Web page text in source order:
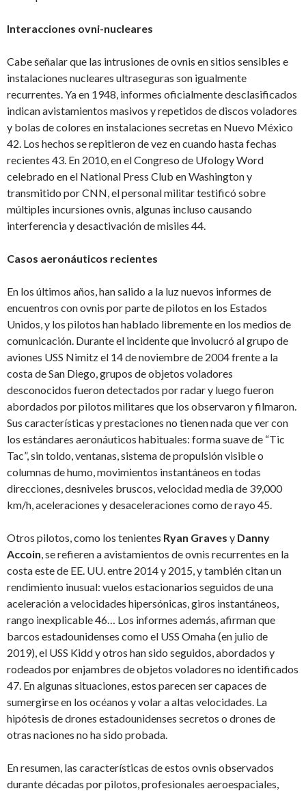
Interacciones ovni-nucleares
Cabe señalar que las intrusiones de ovnis en sitios sensibles e
instalaciones nucleares ultraseguras son igualmente
recurrentes. Ya en 1948, informes oficialmente desclasificados
indican avistamientos masivos y repetidos de discos voladores
y bolas de colores en instalaciones secretas en Nuevo México
42. Los hechos se repitieron de vez en cuando hasta fechas
recientes 43. En 2010, en el Congreso de Ufology Word
celebrado en el National Press Club en Washington y
transmitido por CNN, el personal militar testificó sobre
múltiples incursiones ovnis, algunas incluso causando
interferencia y desactivación de misiles 44.
Casos aeronáuticos recientes
En los últimos años, han salido a la luz nuevos informes de
encuentros con ovnis por parte de pilotos en los Estados
Unidos, y los pilotos han hablado libremente en los medios de
comunicación. Durante el incidente que involucró al grupo de
aviones USS Nimitz el 14 de noviembre de 2004 frente a la
costa de San Diego, grupos de objetos voladores
desconocidos fueron detectados por radar y luego fueron
abordados por pilotos militares que los observaron y filmaron.
Sus características y prestaciones no tienen nada que ver con
los estándares aeronáuticos habituales: forma suave de “Tic
Tac”, sin toldo, ventanas, sistema de propulsión visible o
columnas de humo, movimientos instantáneos en todas
direcciones, desniveles bruscos, velocidad media de 39,000
km/h, aceleraciones y desaceleraciones como de rayo 45.
Otros pilotos, como los tenientes Ryan Graves y Danny
Accoin, se refieren a avistamientos de ovnis recurrentes en la
costa este de EE. UU. entre 2014 y 2015, y también citan un
rendimiento inusual: vuelos estacionarios seguidos de una
aceleración a velocidades hipersónicas, giros instantáneos,
rango inexplicable 46… Los informes además, afirman que
barcos estadounidenses como el USS Omaha (en julio de
2019), el USS Kidd y otros han sido seguidos, abordados y
rodeados por enjambres de objetos voladores no identificados
47. En algunas situaciones, estos parecen ser capaces de
sumergirse en los océanos y volar a altas velocidades. La
hipótesis de drones estadounidenses secretos o drones de
otras naciones no ha sido probada.
En resumen, las características de estos ovnis observados
durante décadas por pilotos, profesionales aeroespaciales,